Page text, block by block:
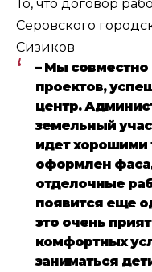
То, что договор
Серовского
Сизиков
– Мы
проектов,
центр.
земельный
идет хорошими
оформлен
отделочные
появится еще
это очень
комфортных
заниматься